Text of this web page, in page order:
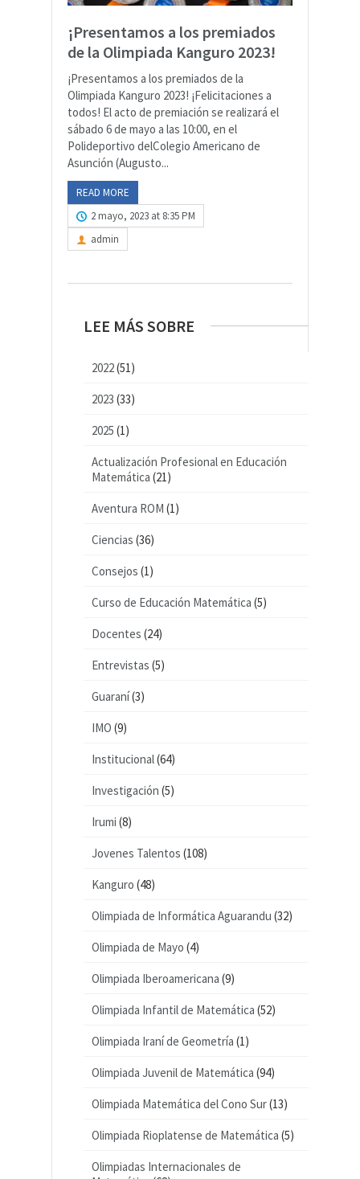
¡Presentamos a los premiados
de la Olimpiada Kanguro 2023!
¡Presentamos a los premiados de la
Olimpiada Kanguro 2023! ¡Felicitaciones a
todos! El acto de premiación se realizará el
sábado 6 de mayo a las 10:00, en el
Polideportivo delColegio Americano de
Asunción (Augusto...
READ MORE
2 mayo, 2023 at 8:35 PM
admin
LEE MÁS SOBRE
2022(51)
2023 (33)
2025 (1)
Actualización Profesional en Educación
Matemática (21)
Aventura ROM (1)
Ciencias (36)
Consejos (1)
Curso de Educación Matemática (5)
Docentes (24)
Entrevistas (5)
Guaraní(3)
IMO (9)
Institucional(64)
Investigación (5)
Irumi (8)
Jovenes Talentos (108)
Kanguro (48)
Olimpiada de Informática Aguarandu (32)
Olimpiada de Mayo (4)
Olimpiada Iberoamericana (9)
Olimpiada Infantil de Matemática (52)
Olimpiada Iraní de Geometría (1)
Olimpiada Juvenil de Matemática (94)
Olimpiada Matemática del Cono Sur(13)
Olimpiada Rioplatense de Matemática (5)
Olimpiadas Internacionales de